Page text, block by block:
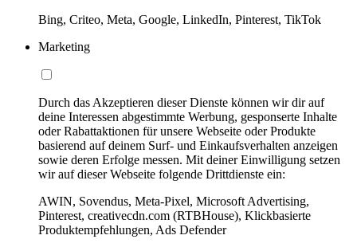
Bing, Criteo, Meta, Google, LinkedIn, Pinterest, TikTok
Marketing
Durch das Akzeptieren dieser Dienste können wir dir auf
deine Interessen abgestimmte Werbung, gesponserte Inhalte
oder Rabattaktionen für unsere Webseite oder Produkte
basierend auf deinem Surf- und Einkaufsverhalten anzeigen
sowie deren Erfolge messen. Mit deiner Einwilligung setzen
wir auf dieser Webseite folgende Drittdienste ein:
AWIN, Sovendus, Meta-Pixel, Microsoft Advertising,
Pinterest, creativecdn.com (RTBHouse), Klickbasierte
Produktempfehlungen, Ads Defender